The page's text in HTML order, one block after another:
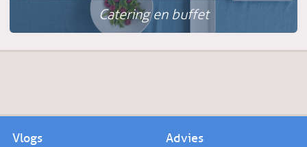
Catering en buffet
Vlogs Advies